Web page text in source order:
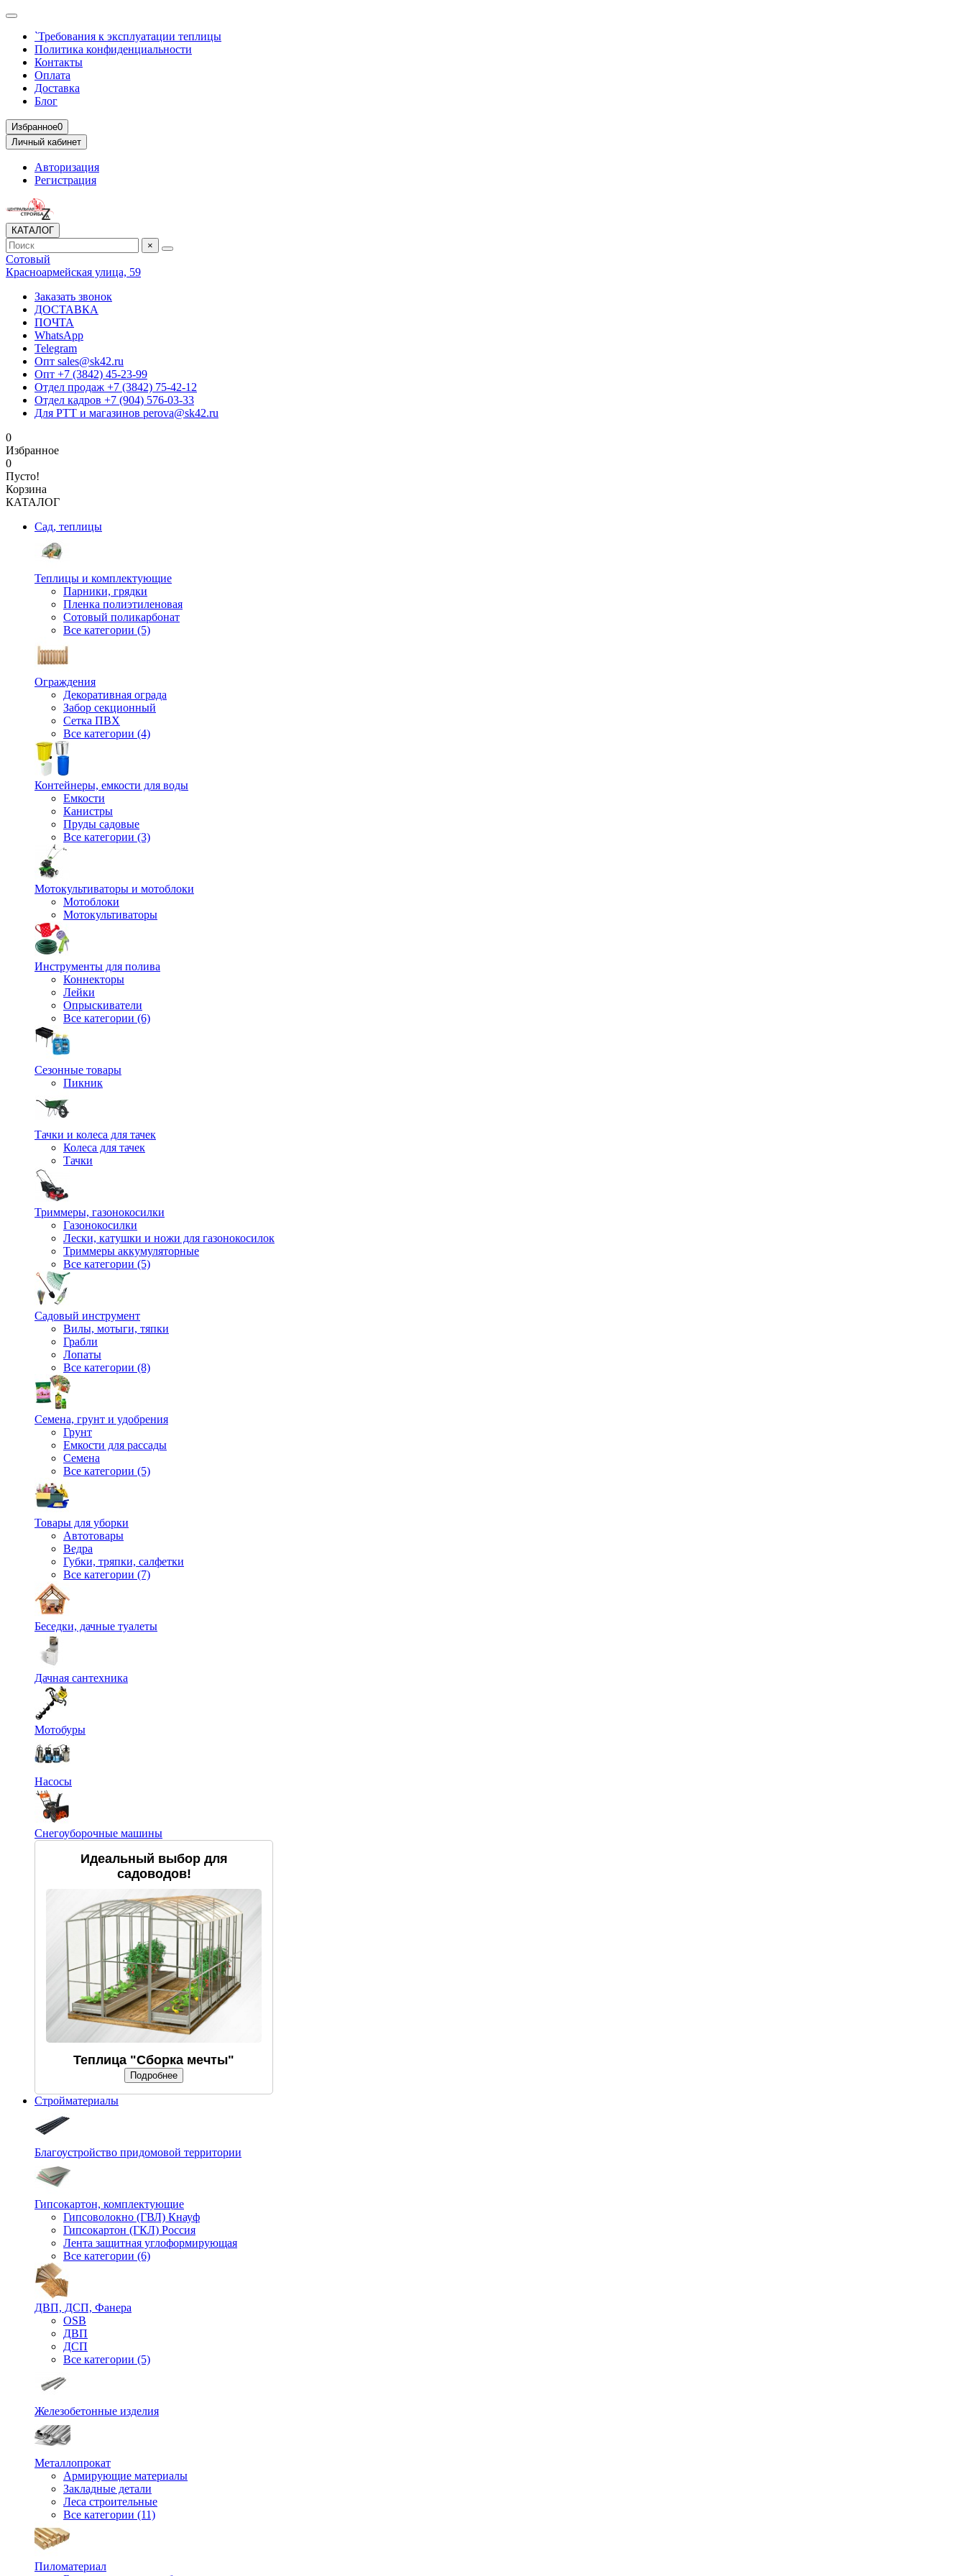
`Требования к эксплуатации теплицы
Политика конфиденциальности
Контакты
Оплата
Доставка
Блог
Избранное0
Личный кабинет
Авторизация
Регистрация
КАТАЛОГ
×
Сотовый
Красноармейская улица, 59
Заказать звонок
ДОСТАВКА
ПОЧТА
WhatsApp
Telegram
Опт sales@sk42.ru
Опт +7 (3842) 45-23-99
Отдел продаж +7 (3842) 75-42-12
Отдел кадров +7 (904) 576-03-33
Для РТТ и магазинов perova@sk42.ru
0
Избранное
0
Пусто!
Корзина
КАТАЛОГ
Сад, теплицы
Теплицы и комплектующие
Парники, грядки
Пленка полиэтиленовая
Сотовый поликарбонат
Все категории (5)
Ограждения
Декоративная ограда
Забор секционный
Сетка ПВХ
Все категории (4)
Контейнеры, емкости для воды
Емкости
Канистры
Пруды садовые
Все категории (3)
Мотокультиваторы и мотоблоки
Мотоблоки
Мотокультиваторы
Инструменты для полива
Коннекторы
Лейки
Опрыскиватели
Все категории (6)
Сезонные товары
Пикник
Тачки и колеса для тачек
Колеса для тачек
Тачки
Триммеры, газонокосилки
Газонокосилки
Лески, катушки и ножи для газонокосилок
Триммеры аккумуляторные
Все категории (5)
Садовый инструмент
Вилы, мотыги, тяпки
Грабли
Лопаты
Все категории (8)
Семена, грунт и удобрения
Грунт
Емкости для рассады
Семена
Все категории (5)
Товары для уборки
Автотовары
Ведра
Губки, тряпки, салфетки
Все категории (7)
Беседки, дачные туалеты
Дачная сантехника
Мотобуры
Насосы
Снегоуборочные машины
Идеальный выбор для
садоводов!
Теплица "Сборка мечты"
Подробнее
Стройматериалы
Благоустройство придомовой территории
Гипсокартон, комплектующие
Гипсоволокно (ГВЛ) Кнауф
Гипсокартон (ГКЛ) Россия
Лента защитная углоформирующая
Все категории (6)
ДВП, ДСП, Фанера
OSB
ДВП
ДСП
Все категории (5)
Железобетонные изделия
Металлопрокат
Армирующие материалы
Закладные детали
Леса строительные
Все категории (11)
Пиломатериал